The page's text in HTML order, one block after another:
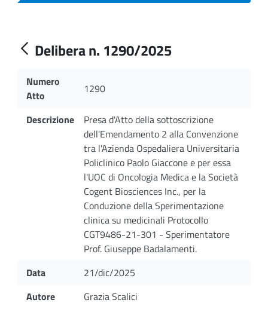
Delibera n. 1290/2025
Numero
Atto
1290
Descrizione
Presa d'Atto della sottoscrizione
dell'Emendamento 2 alla Convenzione
tra l'Azienda Ospedaliera Universitaria
Policlinico Paolo Giaccone e per essa
l'UOC di Oncologia Medica e la Società
Cogent Biosciences Inc., per la
Conduzione della Sperimentazione
clinica su medicinali Protocollo
CGT9486-21-301 - Sperimentatore
Prof. Giuseppe Badalamenti.
Data
21/dic/2025
Autore
Grazia Scalici